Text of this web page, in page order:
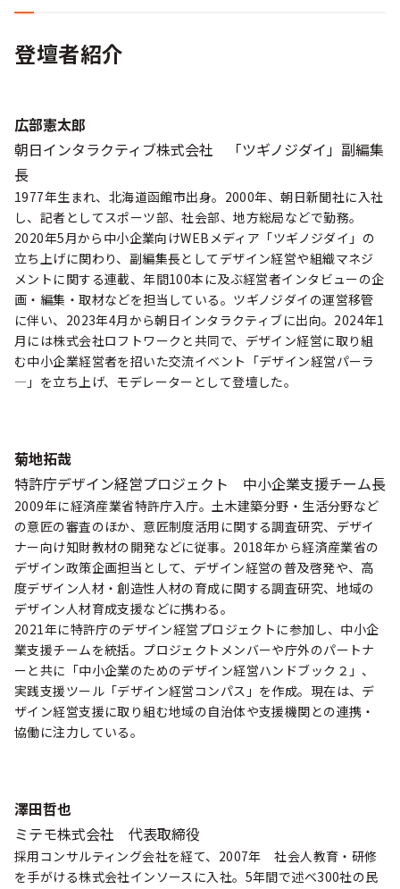
登壇者紹介
広部憲太郎
朝日インタラクティブ株式会社 「ツギノジダイ」副編集
長
1977年生まれ、北海道函館市出身。2000年、朝日新聞社に入社
し、記者としてスポーツ部、社会部、地方総局などで勤務。
2020年5月から中小企業向けWEBメディア「ツギノジダイ」の
立ち上げに関わり、副編集長としてデザイン経営や組織マネジ
メントに関する連載、年間100本に及ぶ経営者インタビューの企
画・編集・取材などを担当している。ツギノジダイの運営移管
に伴い、2023年4月から朝日インタラクティブに出向。2024年1
月には株式会社ロフトワークと共同で、デザイン経営に取り組
む中小企業経営者を招いた交流イベント「デザイン経営パーラ
―」を立ち上げ、モデレーターとして登壇した。
菊地拓哉
特許庁デザイン経営プロジェクト 中小企業支援チーム長
2009年に経済産業省特許庁入庁。土木建築分野・生活分野など
の意匠の審査のほか、意匠制度活用に関する調査研究、デザイ
ナー向け知財教材の開発などに従事。2018年から経済産業省の
デザイン政策企画担当として、デザイン経営の普及啓発や、高
度デザイン人材・創造性人材の育成に関する調査研究、地域の
デザイン人材育成支援などに携わる。
2021年に特許庁のデザイン経営プロジェクトに参加し、中小企
業支援チームを統括。プロジェクトメンバーや庁外のパートナ
ーと共に「中小企業のためのデザイン経営ハンドブック２」、
実践支援ツール「デザイン経営コンパス」を作成。現在は、デ
ザイン経営支援に取り組む地域の自治体や支援機関との連携・
協働に注力している。
澤田哲也
ミテモ株式会社 代表取締役
採用コンサルティング会社を経て、2007年 社会人教育・研修
を手がける株式会社インソースに入社。5年間で述べ300社の民